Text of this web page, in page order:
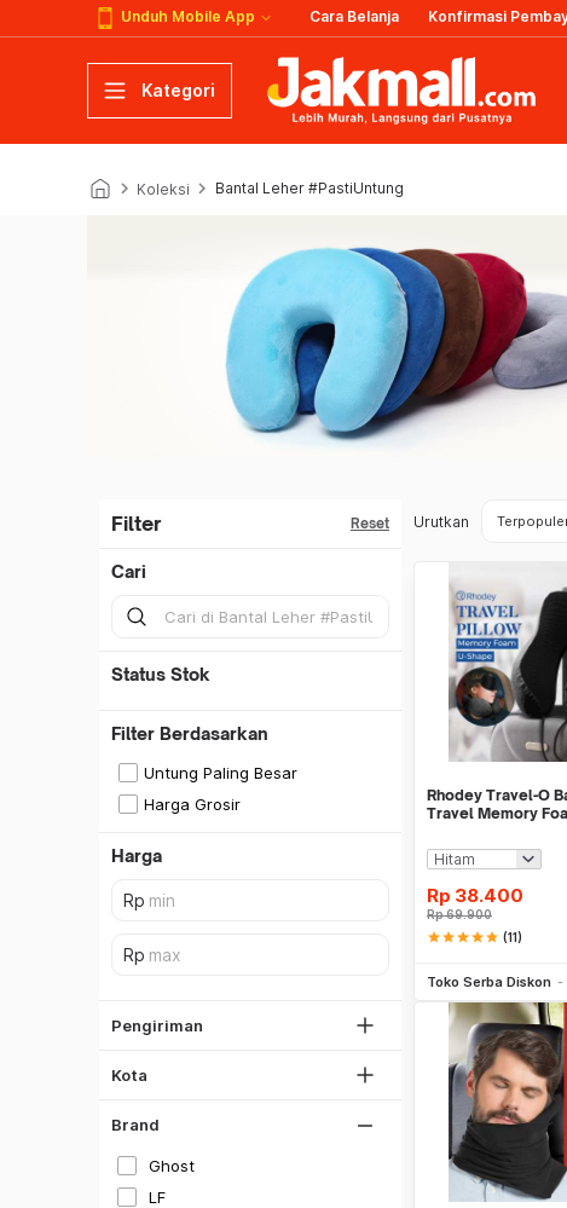
Unduh Mobile App Cara Belanja Konfirmasi
Kategori
keyboard_arrow_right Koleksi keyboard_arrow_right Bantal Leher #PastiUntung
Filter Reset
Cari
Status Stok
Filter Berdasarkan
Untung Paling Besar
Harga Grosir
Harga
Pengiriman
SiCepat BEST
Lihat Semua
Kota
Tangerang
Bogor
Lihat Semua
Brand
Ghost
LF
Putih
Urutkan
Rhodey Travel-O
Travel Memory
Rp 38.400
Rp69.900
starstarstarstarstar (11)
Toko Serba Diskon